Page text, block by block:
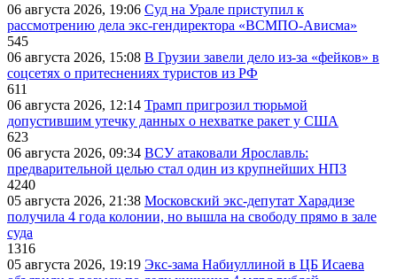
06 августа 2026, 19:06 Суд на Урале приступил к
рассмотрению дела экс-гендиректора «ВСМПО-Ависма»
545
06 августа 2026, 15:08 В Грузии завели дело из-за «фейков» в
соцсетях о притеснениях туристов из РФ
611
06 августа 2026, 12:14 Трамп пригрозил тюрьмой
допустившим утечку данных о нехватке ракет у США
623
06 августа 2026, 09:34 ВСУ атаковали Ярославль:
предварительной целью стал один из крупнейших НПЗ
4240
05 августа 2026, 21:38 Московский экс-депутат Харадизе
получила 4 года колонии, но вышла на свободу прямо в зале
суда
1316
05 августа 2026, 19:19 Экс-зама Набиуллиной в ЦБ Исаева